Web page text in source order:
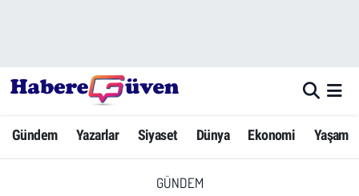
Gündem Yazarlar Siyaset Dünya Ekonomi Yaşam
GÜNDEM
Yazarlar
Dünya
Hava Durumu
Trafik Durumu
Süper Lig Puan Durumu ve Fikstür